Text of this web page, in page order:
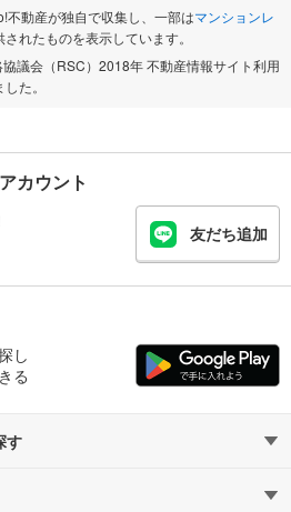
動産が独自で収集し、一部はマンションレ
れたものを表示しています。
議会（RSC）2018年 不動産情報サイト利用
た。
カウント
友だち追加
し
る
す